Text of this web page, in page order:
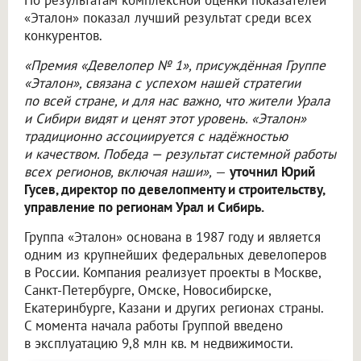
«Эталон» показал лучший результат среди всех
конкурентов.
«Премия «Девелопер № 1», присуждённая Группе
«Эталон», связана с успехом нашей стратегии
по всей стране, и для нас важно, что жители Урала
и Сибири видят и ценят этот уровень. «Эталон»
традиционно ассоциируется с надёжностью
и качеством. Победа — результат системной работы
всех регионов, включая наши», — уточнил Юрий
Гусев, директор по девелопменту и строительству,
управление по регионам Урал и Сибирь.
Группа «Эталон» основана в 1987 году и является
одним из крупнейших федеральных девелоперов
в России. Компания реализует проекты в Москве,
Санкт-Петербурге, Омске, Новосибирске,
Екатеринбурге, Казани и других регионах страны.
С момента начала работы Группой введено
в эксплуатацию 9,8 млн кв. м недвижимости.